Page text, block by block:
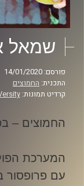
שמאל
פורסם: 14/01/2020
התכנית: החמוצים
קרדיט תמונות:
החמוצים –
המערכת
עם פרופסור